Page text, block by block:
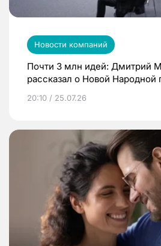
Новости компаний
Почти 3 млн идей: Дмитрий
рассказал о Новой
20:10 / 25.07.26